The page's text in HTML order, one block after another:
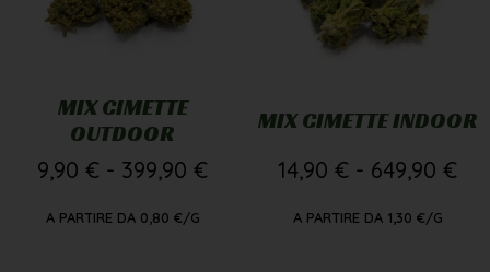
MIX CIMETTE
OUTDOOR
9,90 € - 399,90 €
A PARTIRE DA 0,80 €/G
MIX CIMETTE INDOOR
14,90 € - 649,90 €
A PARTIRE DA 1,30 €/G